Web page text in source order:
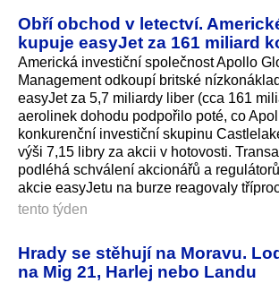
Obří obchod v letectví.
kupuje easyJet za 161 miliard
Americká investiční společnost Apollo
Management odkoupí britské
easyJet za 5,7 miliardy liber (cca 161
aerolinek dohodu podpořilo poté, co
konkurenční investiční skupinu
výši 7,15 libry za akcii v hotovosti.
podléhá schválení akcionářů a
akcie easyJetu na burze reagovaly
tento týden
Hrady se stěhují na Moravu.
na Mig 21, Harlej nebo Landu